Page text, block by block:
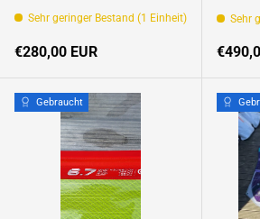
Sehr geringer Bestand (1 Einheit)
Normaler Preis
€280,00 EUR
Sehr
Gebraucht